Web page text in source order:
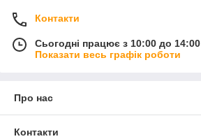
Контакти
Сьогодні працює з 10:00 до 14:00
Показати весь графік роботи
Про нас
Контакти